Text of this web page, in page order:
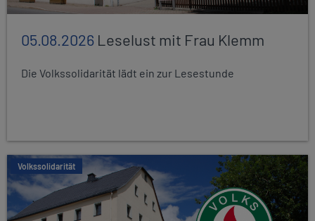
05.08.2026 Leselust mit Frau Klemm
Die Volkssolidarität lädt ein zur Lesestunde
Volkssolidarität